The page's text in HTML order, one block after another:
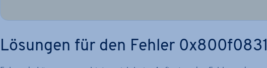
Lösungen für den Fehler 0x800f0831